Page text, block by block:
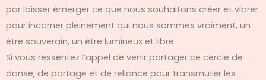
par laisser émerger ce que nous souhaitons créer et vibrer
pour incarner pleinement qui nous sommes vraiment, un
être souverain, un être lumineux et libre.
Si vous ressentez l’appel de venir partager ce cercle de
danse, de partage et de reliance pour transmuter les